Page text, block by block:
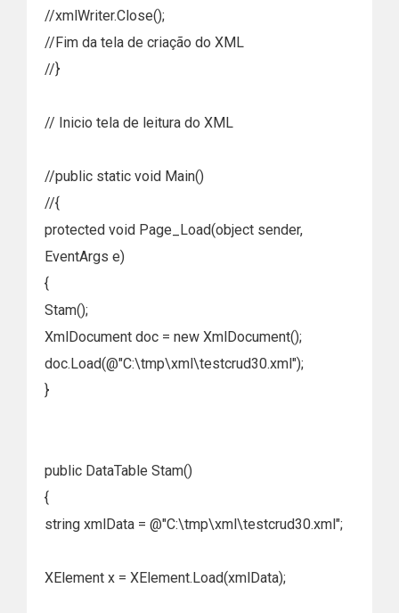
//xmlWriter.Close();
//Fim da tela de criação do XML
//}
// Inicio tela de leitura do XML
//public static void Main()
//{
protected void Page_Load(object sender,
EventArgs e)
{
Stam();
XmlDocument doc = new XmlDocument();
doc.Load(@"C:\tmp\xml\testcrud30.xml");
}
public DataTable Stam()
{
string xmlData = @"C:\tmp\xml\testcrud30.xml";
XElement x = XElement.Load(xmlData);